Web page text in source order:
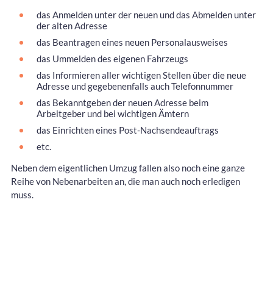
das Anmelden unter der neuen und das Abmelden unter
der alten Adresse
das Beantragen eines neuen Personalausweises
das Ummelden des eigenen Fahrzeugs
das Informieren aller wichtigen Stellen über die neue
Adresse und gegebenenfalls auch Telefonnummer
das Bekanntgeben der neuen Adresse beim
Arbeitgeber und bei wichtigen Ämtern
das Einrichten eines Post-Nachsendeauftrags
etc.
Neben dem eigentlichen Umzug fallen also noch eine ganze
Reihe von Nebenarbeiten an, die man auch noch erledigen
muss.